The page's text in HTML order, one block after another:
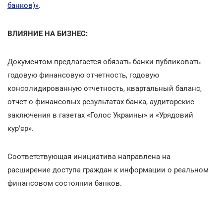
банков)».
ВЛИЯНИЕ НА БИЗНЕС:
Документом предлагается обязать банки публиковать
годовую финансовую отчетность, годовую
консолидированную отчетность, квартальный баланс,
отчет о финансовых результатах банка, аудиторские
заключения в газетах «Голос Украины» и «Урядовий
кур'єр».
Соответствующая инициатива направлена на
расширение доступа граждан к информации о реальном
финансовом состоянии банков.